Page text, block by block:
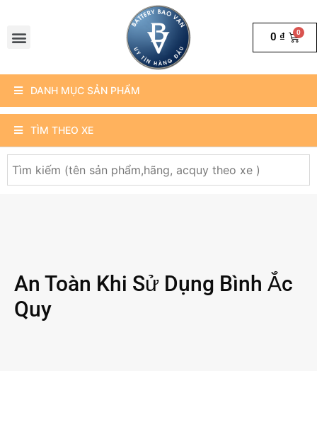
0 ₫
DANH MỤC SẢN PHẨM
TÌM THEO XE
An Toàn Khi Sử Dụng Bình Ắc
Quy